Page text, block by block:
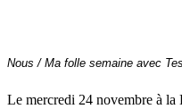
Nous / Ma folle semaine avec
Le mercredi 24 novembre à